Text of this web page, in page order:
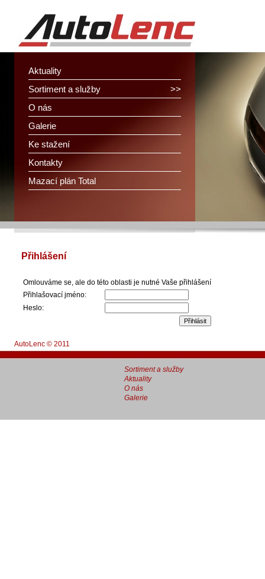
Aktuality
Sortiment a služby
>>
O nás
Galerie
Ke stažení
Kontakty
Mazací plán Total
Přihlášení
Omlouváme se, ale do této oblasti je nutné Vaše přihlášení
Přihlašovací jméno:
Heslo:
AutoLenc © 2011
Sortiment a služby
Aktuality
O nás
Galerie